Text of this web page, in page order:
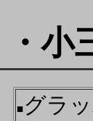
小
■ グラ